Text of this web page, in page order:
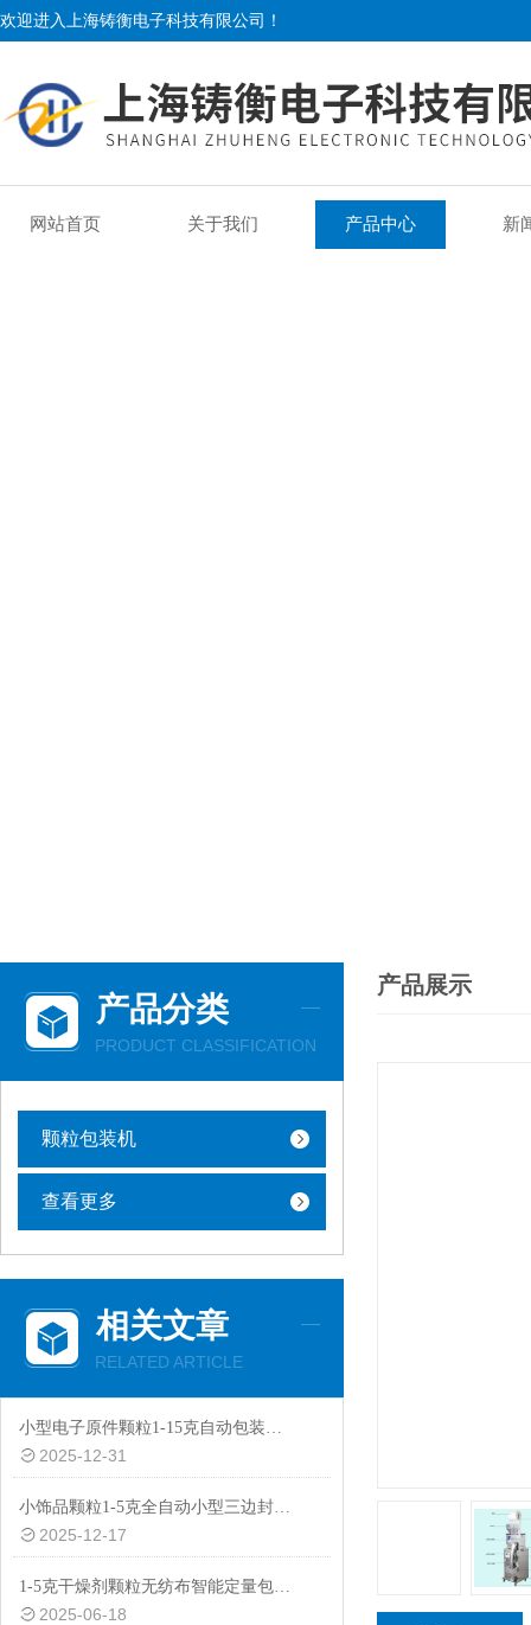
欢迎进入上海铸衡电子科技有限公司！
网站首页 关于我们 产品中心 新
产品分类
PRODUCT CLASSIFICATION
颗粒包装机
查看更多
相关文章
RELATED ARTICLE
小型电子原件颗粒1-15克自动包装机厂家
2025-12-31
小饰品颗粒1-5克全自动小型三边封智能包装机批发
2025-12-17
1-5克干燥剂颗粒无纺布智能定量包装机价格
2025-06-18
产品展示